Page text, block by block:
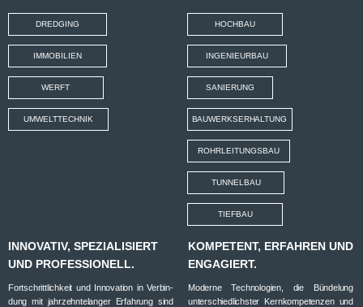
DREDGING
IMMOBILIEN
WERFT
UMWELTTECHNIK
HOCHBAU
INGENIEURBAU
SANIERUNG
BAUWERKSERHALTUNG
ROHRLEITUNGSBAU
TUNNELBAU
TIEFBAU
INNOVATIV, SPEZIALISIERT
UND PROFESSIONELL.
Fort­schritt­lich­keit und Inno­va­tion in Ver­bin­
dung mit jahr­zehn­te­lan­ger Erfah­rung sind
KOMPETENT, ERFAHREN UND
ENGAGIERT.
Moderne Tech­no­lo­gien, die Bün­de­lung
unter­schied­lichs­ter Kern­kom­pe­ten­zen und